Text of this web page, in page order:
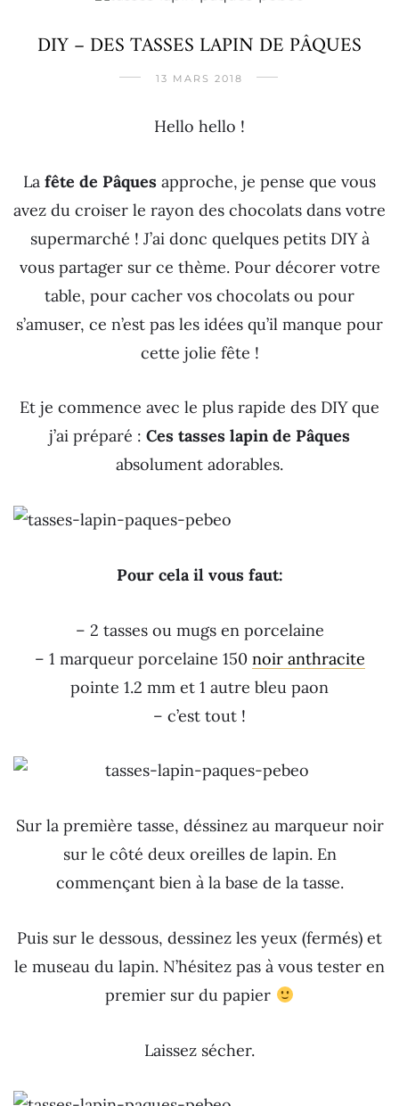
DIY – DES TASSES LAPIN DE PÂQUES
13 MARS 2018
Hello hello !
La fête de Pâques approche, je pense que vous
avez du croiser le rayon des chocolats dans votre
supermarché ! J’ai donc quelques petits DIY à
vous partager sur ce thème. Pour décorer votre
table, pour cacher vos chocolats ou pour
s’amuser, ce n’est pas les idées qu’il manque pour
cette jolie fête !
Et je commence avec le plus rapide des DIY que
j’ai préparé : Ces tasses lapin de Pâques
absolument adorables.
Pour cela il vous faut:
– 2 tasses ou mugs en porcelaine
– 1 marqueur porcelaine 150 noir anthracite
pointe 1.2 mm et 1 autre bleu paon
– c’est tout !
Sur la première tasse, déssinez au marqueur noir
sur le côté deux oreilles de lapin. En
commençant bien à la base de la tasse.
Puis sur le dessous, dessinez les yeux (fermés) et
le museau du lapin. N’hésitez pas à vous tester en
premier sur du papier
Laissez sécher.